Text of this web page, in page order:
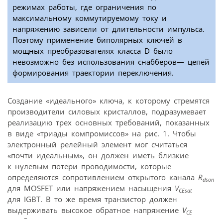
режимах работы, где ограничения по
максимальному коммутируемому току и
напряжению зависели от длительности импульса.
Поэтому применение биполярных ключей в
мощных преобразователях класса D было
невозможно без использования снабберов— цепей
формирования траектории переключения.
Создание «идеального» ключа, к которому стремятся
производители силовых кристаллов, подразумевает
реализацию трех основных требований, показанных
в виде «триады компромиссов» на рис. 1. Чтобы
электронный релейный элемент мог считаться
«почти идеальным», он должен иметь близкие
к нулевым потери проводимости, которые
определяются сопротивлением открытого канала Rdson
для MOSFET или напряжением насыщения VCEsat
для IGBT. В то же время транзистор должен
выдерживать высокое обратное напряжение VCE